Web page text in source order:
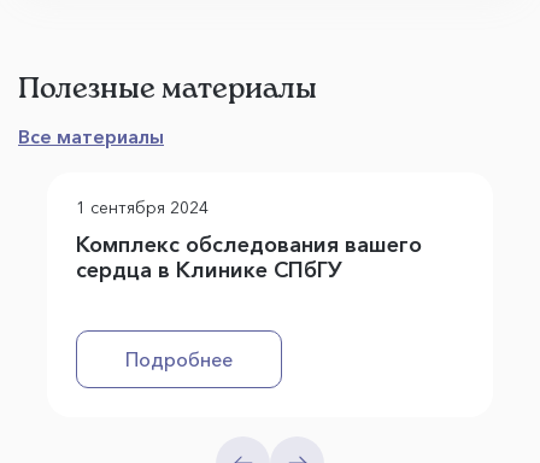
Полезные материалы
Все материалы
1 сентября 2024
Комплекс обследования вашего
сердца в Клинике СПбГУ
Подробнее